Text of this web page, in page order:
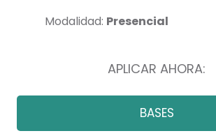
Modalidad: Presencial
APLICAR AHORA:
BASES